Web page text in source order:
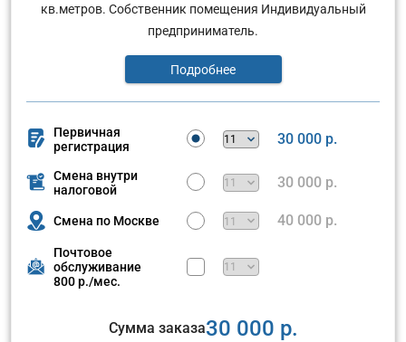
кв.метров. Собственник помещения Индивидуальный
предприниматель.
Подробнее
Первичная
регистрация
30 000 р.
Смена внутри
налоговой
30 000 р.
Смена по Москве 40 000 р.
Почтовое
обслуживание
800 р./мес.
Сумма заказа30 000 р.